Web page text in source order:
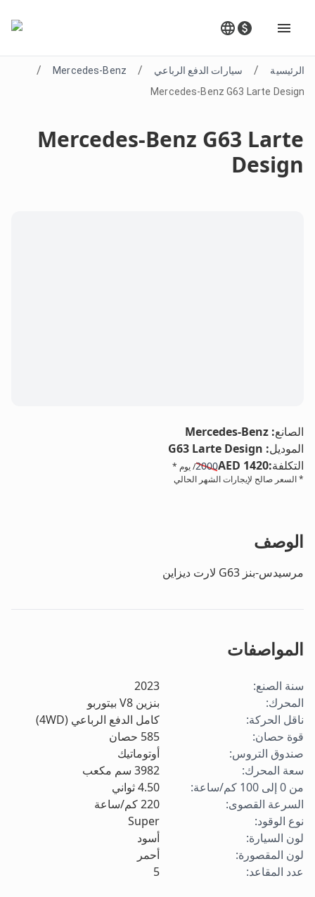
الرئيسية / سيارات الدفع الرباعي /
Mercedes-Benz
/
Mercedes-Benz G63 Larte Design
Mercedes-Benz G63 Larte
Design
الصانع:
Mercedes-Benz
الموديل:
G63 Larte Design
التكلفة:
AED 1420
2000/ يوم *
* السعر صالح لإيجارات الشهر الحالي
الوصف
مرسيدس-بنز G63 لارت ديزاين
المواصفات
سنة الصنع:
2023
المحرك:
بنزين V8 بيتوربو
ناقل الحركة:
كامل الدفع الرباعي (4WD)
قوة حصان:
585 حصان
صندوق التروس:
أوتوماتيك
سعة المحرك:
3982 سم مكعب
من 0 إلى 100 كم/ساعة
:
4.50ثواني
السرعة القصوى:
220كم/ساعة
نوع الوقود:
Super
لون السيارة:
أسود
لون المقصورة:
أحمر
عدد المقاعد:
5